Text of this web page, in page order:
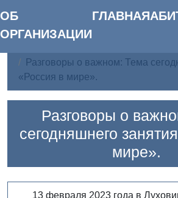
ОБ
ОРГАНИЗАЦИИ
ГЛАВНАЯ
Разговоры о важном: Тема
«Россия в мире».
Разговоры о
сегодняшнего
мире».
13 февраля 2023 года в